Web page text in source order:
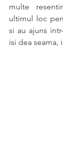
multe
ultimul loc
si au ajuns
isi dea seama,